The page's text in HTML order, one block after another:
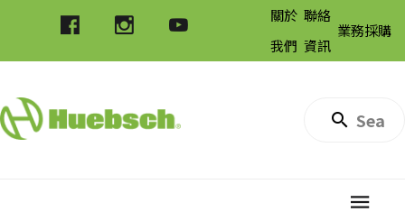
關於
我們
聯絡
資訊
業務採購